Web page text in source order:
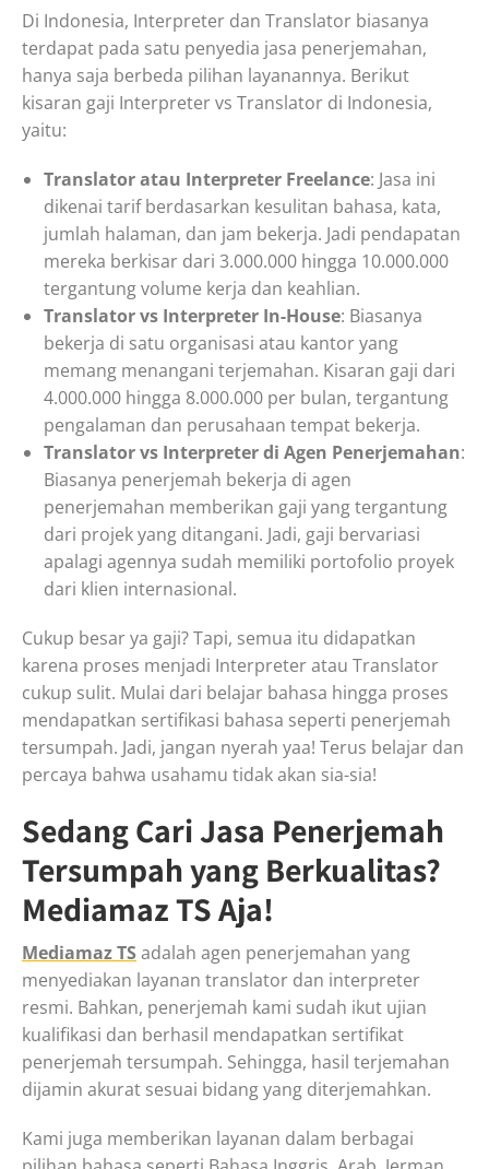
Di Indonesia, Interpreter dan Translator biasanya
terdapat pada satu penyedia jasa penerjemahan,
hanya saja berbeda pilihan layanannya. Berikut
kisaran gaji Interpreter vs Translator di Indonesia,
yaitu:
Translator atau Interpreter Freelance: Jasa ini
dikenai tarif berdasarkan kesulitan bahasa, kata,
jumlah halaman, dan jam bekerja. Jadi pendapatan
mereka berkisar dari 3.000.000 hingga 10.000.000
tergantung volume kerja dan keahlian.
Translator vs Interpreter In-House: Biasanya
bekerja di satu organisasi atau kantor yang
memang menangani terjemahan. Kisaran gaji dari
4.000.000 hingga 8.000.000 per bulan, tergantung
pengalaman dan perusahaan tempat bekerja.
Translator vs Interpreter di Agen Penerjemahan:
Biasanya penerjemah bekerja di agen
penerjemahan memberikan gaji yang tergantung
dari projek yang ditangani. Jadi, gaji bervariasi
apalagi agennya sudah memiliki portofolio proyek
dari klien internasional.
Cukup besar ya gaji? Tapi, semua itu didapatkan
karena proses menjadi Interpreter atau Translator
cukup sulit. Mulai dari belajar bahasa hingga proses
mendapatkan sertifikasi bahasa seperti penerjemah
tersumpah. Jadi, jangan nyerah yaa! Terus belajar dan
percaya bahwa usahamu tidak akan sia-sia!
Sedang Cari Jasa Penerjemah
Tersumpah yang Berkualitas?
Mediamaz TS Aja!
Mediamaz TS adalah agen penerjemahan yang
menyediakan layanan translator dan interpreter
resmi. Bahkan, penerjemah kami sudah ikut ujian
kualifikasi dan berhasil mendapatkan sertifikat
penerjemah tersumpah. Sehingga, hasil terjemahan
dijamin akurat sesuai bidang yang diterjemahkan.
Kami juga memberikan layanan dalam berbagai